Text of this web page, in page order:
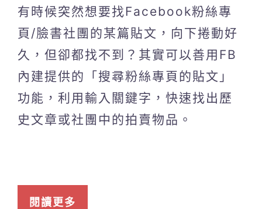
有時候突然想要找Facebook粉絲專
頁/臉書社團的某篇貼文，向下捲動好
久，但卻都找不到？其實可以善用FB
內建提供的「搜尋粉絲專頁的貼文」
功能，利用輸入關鍵字，快速找出歷
史文章或社團中的拍賣物品。
閱讀更多